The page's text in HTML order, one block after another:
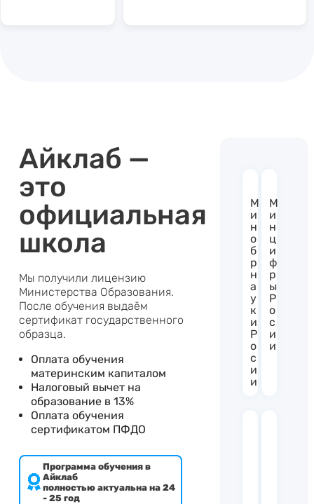
Айклаб —
это
официальная
школа
Мы получили лицензию
Министерства Образования.
После обучения выдаём
сертификат государственного
образца.
Оплата обучения
материнским капиталом
Налоговый вычет на
образование в 13%
Оплата обучения
сертификатом ПФДО
Программа обучения в
Айклаб
полностью актуальна на 24
- 25 год
М
и
н
о
б
р
н
а
у
к
и
Р
о
с
и
и
М
и
н
ц
и
ф
р
ы
Р
о
с
и
и